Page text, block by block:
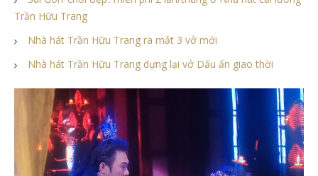
Trần Hữu Trang
Nhà hát Trần Hữu Trang ra mắt 3 vở mới
Nhà hát Trần Hữu Trang dựng lại vở Dấu ấn giao thời